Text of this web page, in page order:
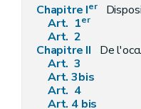
Chapitre Ier
Art. 1er
Art. 2
Chapitre II
De l'occupation,
Art. 3
Art. 3bis
Art. 4
Art. 4 bis